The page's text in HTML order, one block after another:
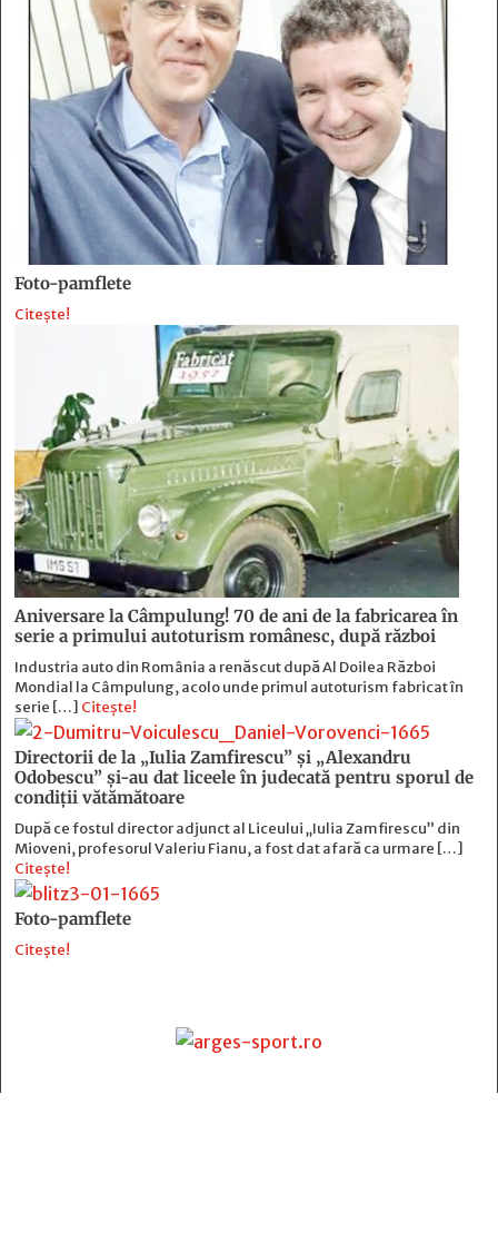
Foto-pamflete
Citește!
Aniversare la Câmpulung! 70 de ani de la fabricarea în
serie a primului autoturism românesc, după război
Industria auto din România a renăscut după Al Doilea Război
Mondial la Câmpulung, acolo unde primul autoturism fabricat în
serie […] Citește!
Directorii de la „Iulia Zamfirescu” și „Alexandru
Odobescu” și-au dat liceele în judecată pentru sporul de
condiții vătămătoare
După ce fostul director adjunct al Liceului „Iulia Zamfirescu” din
Mioveni, profesorul Valeriu Fianu, a fost dat afară ca urmare […]
Citește!
Foto-pamflete
Citește!